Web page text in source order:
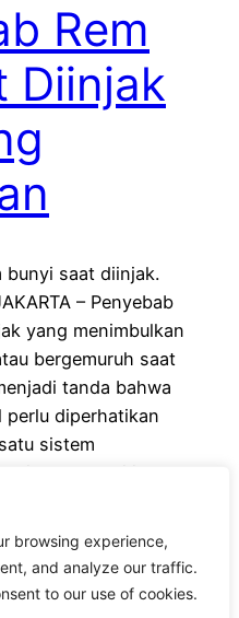
browsing experience,
and analyze our traffic.
to our use of cookies.
Rem
Diinjak
bunyi saat diinjak.
– Penyebab
yang menimbulkan
bergemuruh saat
tanda bahwa
perlu diperhatikan
sistem
Maka dari itu
bisa berakibat